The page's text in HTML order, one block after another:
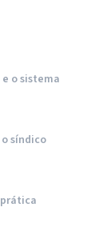
o sistema
síndico